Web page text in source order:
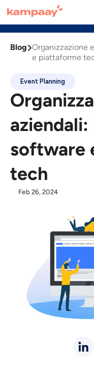
Esplora
BlogOrganizzazione
e piattaforme
Event Planning
software
tech
Feb 26, 2024